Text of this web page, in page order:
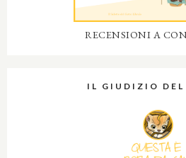
RECENSIONI A
IL GIUDIZIO DEL